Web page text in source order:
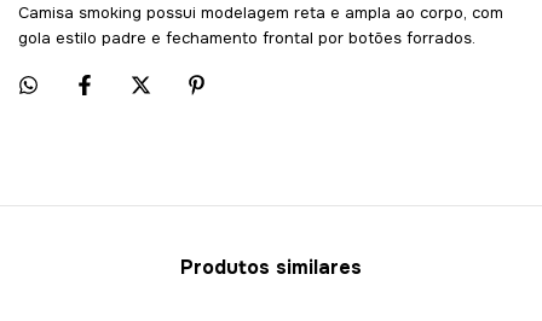
Camisa smoking possui modelagem reta e ampla ao corpo, com
gola estilo padre e fechamento frontal por botões forrados.
Produtos similares